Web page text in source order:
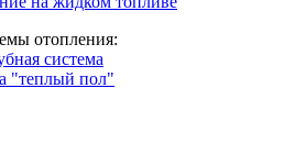
отопления:
система
"теплый пол"